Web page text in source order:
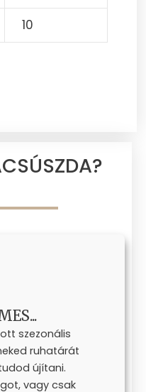
10
szezonális
ruhatárát
újítani.
vagy csak